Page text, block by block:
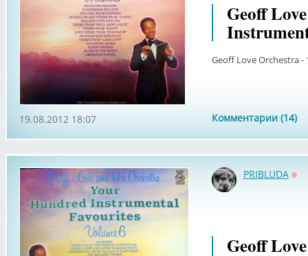
Geoff
Geoff Love Orchestra
Комментарии (14)
19.08.2012 18:07
PRIBLUDA
Geoff